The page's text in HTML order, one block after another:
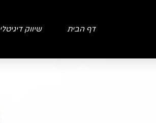
דף הבית שיווק דיגיטלי